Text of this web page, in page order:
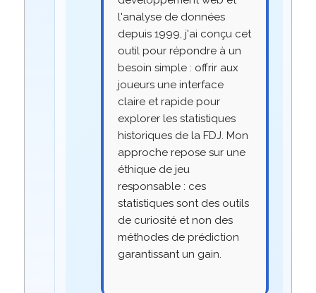
l'analyse de données
depuis 1999, j'ai conçu cet
outil pour répondre à un
besoin simple : offrir aux
joueurs une interface
claire et rapide pour
explorer les statistiques
historiques de la FDJ. Mon
approche repose sur une
éthique de jeu
responsable : ces
statistiques sont des outils
de curiosité et non des
méthodes de prédiction
garantissant un gain.